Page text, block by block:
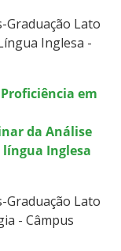
Graduação Lato
Inglesa -
em
da Análise
Inglesa
Graduação Lato
- Câmpus